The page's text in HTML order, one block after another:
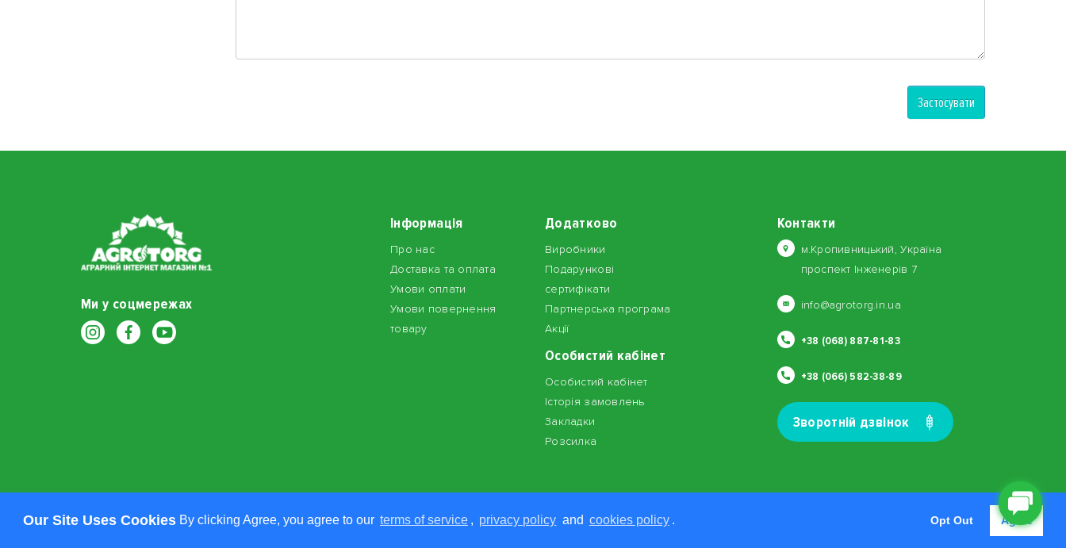
Our Site Uses Cookies By clicking Agree, you agree to our terms of service , privacy policy and cookies policy . Opt Out Agree
Ми у соцмережах
Інформація
Про нас
Доставка та оплата
Умови оплати
Умови повернення
товару
Додатково
Виробники
Подарункові
сертифікати
Партнерська програма
Акції
Особистий кабінет
Особистий кабінет
Історія замовлень
Закладки
Розсилка
Контакти
м.Кропивницький, Україна
проспект Інженерів 7
info@agrotorg.in.ua
+38 (068) 887-81-83
+38 (066) 582-38-89
Зворотнiй дзвiнок